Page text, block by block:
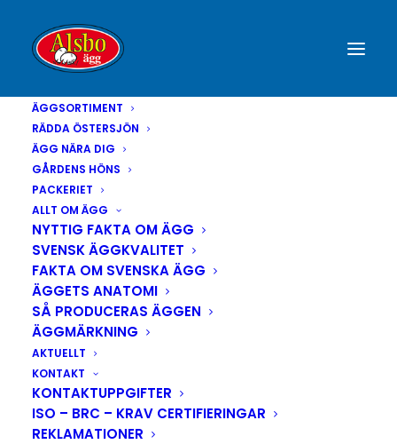
ÄGGSORTIMENT
RÄDDA ÖSTERSJÖN
ÄGG NÄRA DIG
GÅRDENS HÖNS
PACKERIET
ALLT OM ÄGG
NYTTIG FAKTA OM ÄGG
SVENSK ÄGGKVALITET
FAKTA OM SVENSKA ÄGG
ÄGGETS ANATOMI
SÅ PRODUCERAS ÄGGEN
ÄGGMÄRKNING
AKTUELLT
KONTAKT
KONTAKTUPPGIFTER
ISO – BRC – KRAV CERTIFIERINGAR
REKLAMATIONER
Gulare gula